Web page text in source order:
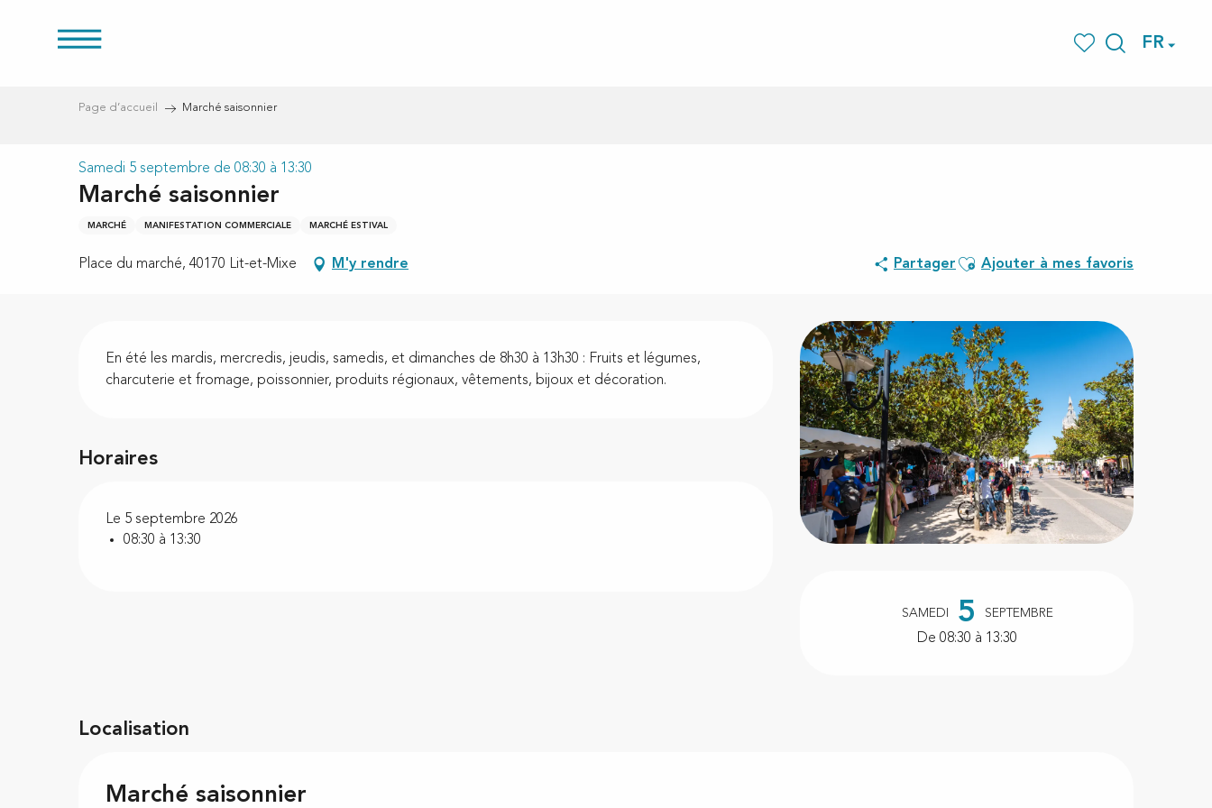
FR
Page d’accueil Marché saisonnier
Samedi 5 septembre de 08:30 à 13:30
Marché saisonnier
MARCHÉ MANIFESTATION COMMERCIALE MARCHÉ ESTIVAL
Place du marché, 40170 Lit-et-Mixe M'y rendre Partager Ajouter aux favoris
Ajouter à mes favoris
Ouverture et coordonnées
SAMEDI 5 SEPTEMBRE
De 08:30 à 13:30
Description
En été les mardis, mercredis, jeudis, samedis, et dimanches de 8h30 à 13h30 : Fruits et légumes,
charcuterie et fromage, poissonnier, produits régionaux, vêtements, bijoux et décoration.
Horaires
Le 5 septembre 2026
08:30 à 13:30
Localisation
Marché saisonnier